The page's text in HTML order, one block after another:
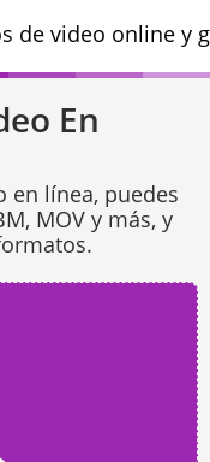
En
en línea, puedes
MOV y más, y